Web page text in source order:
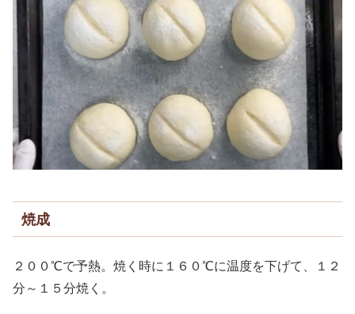
焼成
２００℃で予熱。焼く時に１６０℃に温度を下げて、１２
分～１５分焼く。